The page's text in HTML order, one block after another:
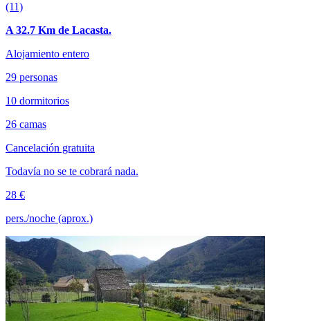
(11)
A 32.7 Km de Lacasta.
Alojamiento entero
29 personas
10 dormitorios
26 camas
Cancelación gratuita
Todavía no se te cobrará nada.
28 €
pers./noche (aprox.)